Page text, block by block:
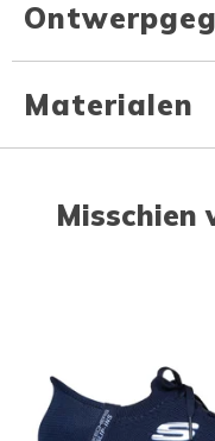
Materialen
Misschien